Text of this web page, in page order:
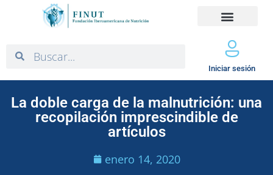
Iniciar sesión
La doble carga de la malnutrición: una
recopilación imprescindible de
artículos
enero 14, 2020